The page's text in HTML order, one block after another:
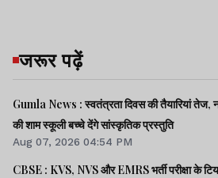
जरूर पढ़ें
Gumla News : स्वतंत्रता दिवस की तैयारियां तेज,
की शाम स्कूली बच्चे देंगे सांस्कृतिक प्रस्तुति
Aug 07, 2026 04:54 PM
CBSE : KVS, NVS और EMRS भर्ती परीक्षा के टियर-II परिणाम